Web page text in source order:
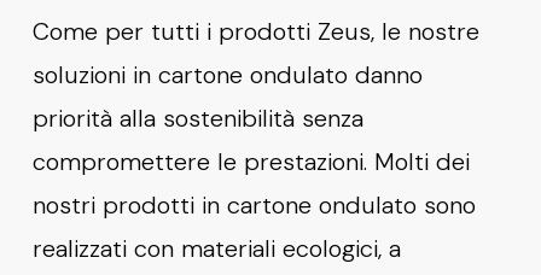
Come per tutti i prodotti Zeus, le nostre
soluzioni in cartone ondulato danno
priorità alla sostenibilità senza
compromettere le prestazioni. Molti dei
nostri prodotti in cartone ondulato sono
realizzati con materiali ecologici, a